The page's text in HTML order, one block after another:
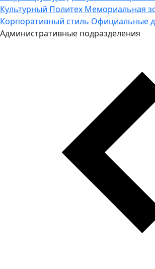
Культурный Политех Мемориальная
Корпоративный стиль Официальные
Административные подразделения